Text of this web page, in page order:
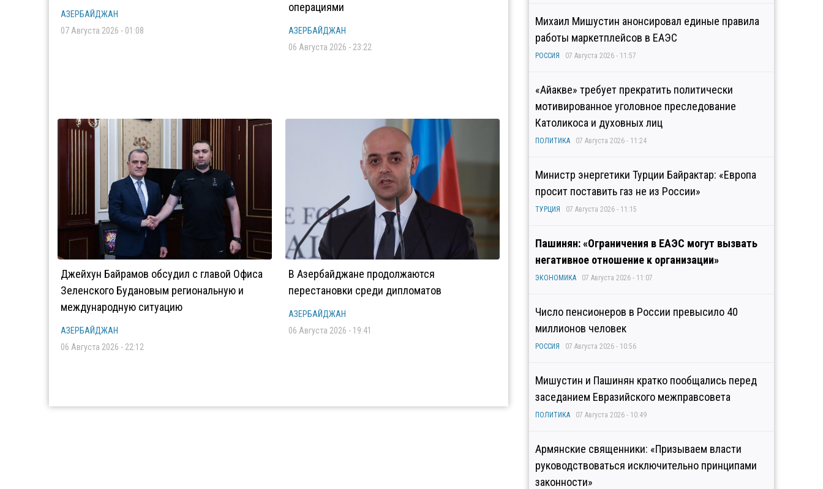
АЗЕРБАЙДЖАН
07 Августа 2026 - 01:08
операциями
АЗЕРБАЙДЖАН
06 Августа 2026 - 23:22
Джейхун Байрамов обсудил с главой Офиса
Зеленского Будановым региональную и
международную ситуацию
АЗЕРБАЙДЖАН
06 Августа 2026 - 22:12
В Азербайджане продолжаются
перестановки среди дипломатов
АЗЕРБАЙДЖАН
06 Августа 2026 - 19:41
Михаил Мишустин анонсировал единые правила
работы маркетплейсов в ЕАЭС
РОССИЯ 07 Августа 2026 - 11:57
«Айакве» требует прекратить политически
мотивированное уголовное преследование
Католикоса и духовных лиц
ПОЛИТИКА 07 Августа 2026 - 11:24
Министр энергетики Турции Байрактар: «Европа
просит поставить газ не из России»
ТУРЦИЯ 07 Августа 2026 - 11:15
Пашинян: «Ограничения в ЕАЭС могут вызвать
негативное отношение к организации»
ЭКОНОМИКА 07 Августа 2026 - 11:07
Число пенсионеров в России превысило 40
миллионов человек
РОССИЯ 07 Августа 2026 - 10:56
Мишустин и Пашинян кратко пообщались перед
заседанием Евразийского межправсовета
ПОЛИТИКА 07 Августа 2026 - 10:49
Армянские священники: «Призываем власти
руководствоваться исключительно принципами
законности»